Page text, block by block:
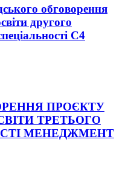
обговорення
другого
С4
ПРОЄКТУ
ТРЕТЬОГО
МЕНЕДЖМЕНТ